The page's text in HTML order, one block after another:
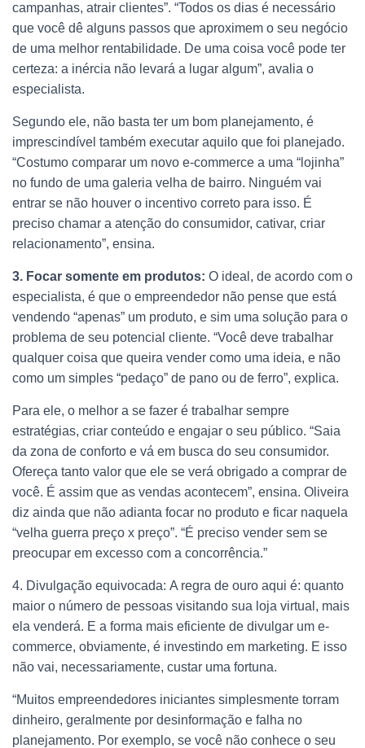
campanhas, atrair clientes”. “Todos os dias é necessário
que você dê alguns passos que aproximem o seu negócio
de uma melhor rentabilidade. De uma coisa você pode ter
certeza: a inércia não levará a lugar algum”, avalia o
especialista.
Segundo ele, não basta ter um bom planejamento, é
imprescindível também executar aquilo que foi planejado.
“Costumo comparar um novo e-commerce a uma “lojinha”
no fundo de uma galeria velha de bairro. Ninguém vai
entrar se não houver o incentivo correto para isso. É
preciso chamar a atenção do consumidor, cativar, criar
relacionamento”, ensina.
3. Focar somente em produtos: O ideal, de acordo com o
especialista, é que o empreendedor não pense que está
vendendo “apenas” um produto, e sim uma solução para o
problema de seu potencial cliente. “Você deve trabalhar
qualquer coisa que queira vender como uma ideia, e não
como um simples “pedaço” de pano ou de ferro”, explica.
Para ele, o melhor a se fazer é trabalhar sempre
estratégias, criar conteúdo e engajar o seu público. “Saia
da zona de conforto e vá em busca do seu consumidor.
Ofereça tanto valor que ele se verá obrigado a comprar de
você. É assim que as vendas acontecem”, ensina. Oliveira
diz ainda que não adianta focar no produto e ficar naquela
“velha guerra preço x preço”. “É preciso vender sem se
preocupar em excesso com a concorrência.”
4. Divulgação equivocada: A regra de ouro aqui é: quanto
maior o número de pessoas visitando sua loja virtual, mais
ela venderá. E a forma mais eficiente de divulgar um e-
commerce, obviamente, é investindo em marketing. E isso
não vai, necessariamente, custar uma fortuna.
“Muitos empreendedores iniciantes simplesmente torram
dinheiro, geralmente por desinformação e falha no
planejamento. Por exemplo, se você não conhece o seu